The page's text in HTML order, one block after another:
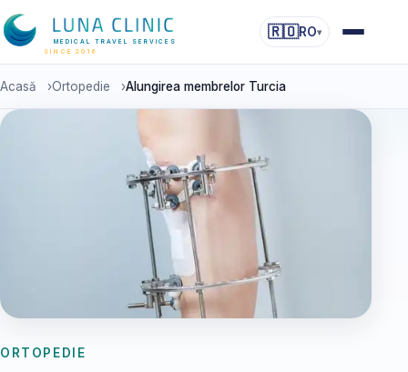
MEDICAL TRAVEL SERVICES
SINCE 2016
🇷🇴RO▾
Acasă ›Ortopedie ›Alungirea membrelor Turcia
ORTOPEDIE